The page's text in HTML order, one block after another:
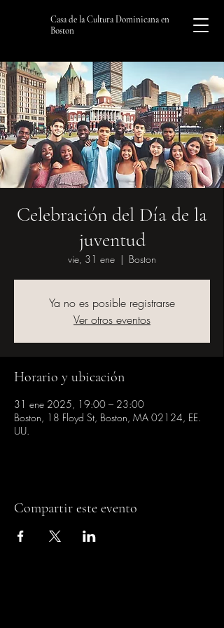
Casa de la Cultura Dominicana en
Boston
Celebración del Día de la
juventud
vie, 31 ene
  |
Boston
Ya no es posible registrarse
Ver otros eventos
Horario y ubicación
31 ene 2025, 19:00 – 23:00
Boston, 18 Floyd St, Boston, MA 02124, EE.
UU.
Compartir este evento